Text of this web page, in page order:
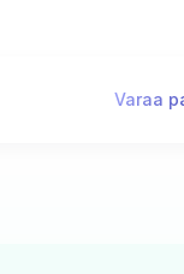
Varaa